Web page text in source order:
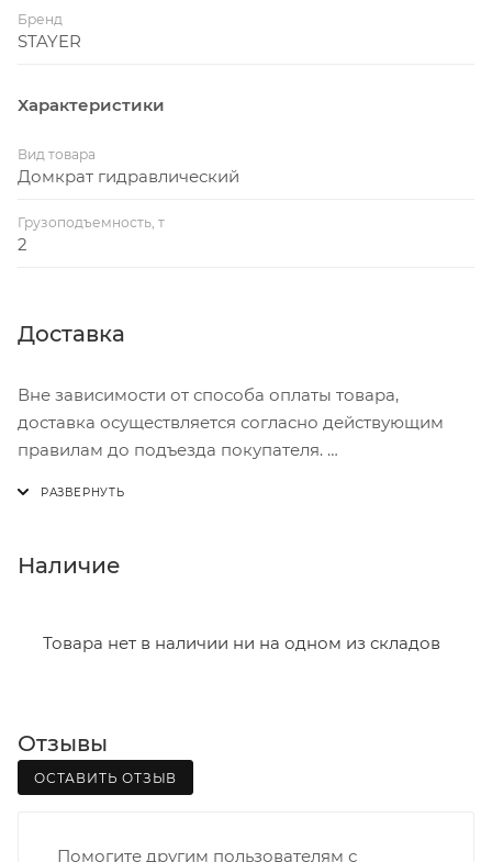
• Ручка для переноса
• Плавный спуск
• Поворотная чашка
Бренд
STAYER
Характеристики
Вид товара
Домкрат гидравлический
Грузоподъемность, т
2
Доставка
Вне зависимости от способа оплаты товара,
доставка осуществляется согласно действующим
правилам до подъезда покупателя.
В субботу с 8:00 до 15:00
- зоны доставки;
Границы доставки в черте города на выезд
(перекрестки улиц):
Наличие
Товара нет в наличии ни на одном из складов
Отзывы
ОСТАВИТЬ ОТЗЫВ
Помогите другим пользователям с